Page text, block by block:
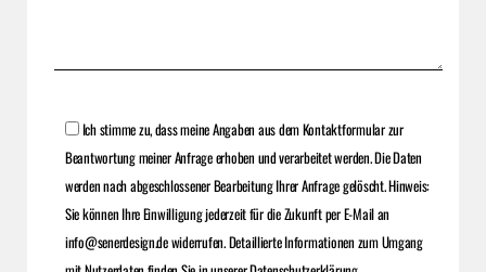
BITTE LASSE DIESES FELD LEER.
Ich stimme zu, dass meine Angaben aus dem Kontaktformular zur
Beantwortung meiner Anfrage erhoben und verarbeitet werden. Die Daten
werden nach abgeschlossener Bearbeitung Ihrer Anfrage gelöscht. Hinweis:
Sie können Ihre Einwilligung jederzeit für die Zukunft per E-Mail an
info@senerdesign.de widerrufen. Detaillierte Informationen zum Umgang